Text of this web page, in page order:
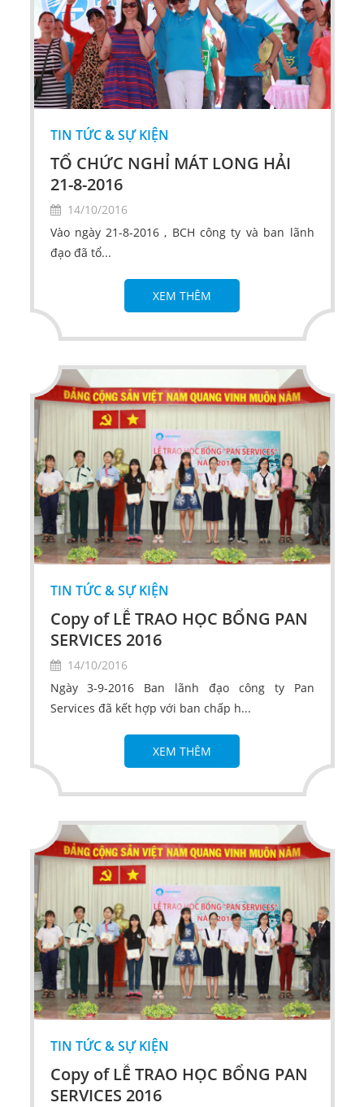
TIN TỨC & SỰ KIỆN
TỔ CHỨC NGHỈ MÁT LONG HẢI
21-8-2016
14/10/2016
Vào ngày 21-8-2016 , BCH công ty và ban lãnh
đạo đã tổ...
XEM THÊM
TIN TỨC & SỰ KIỆN
Copy of LỄ TRAO HỌC BỔNG PAN
SERVICES 2016
14/10/2016
Ngày 3-9-2016 Ban lãnh đạo công ty Pan
Services đã kết hợp với ban chấp h...
XEM THÊM
TIN TỨC & SỰ KIỆN
Copy of LỄ TRAO HỌC BỔNG PAN
SERVICES 2016